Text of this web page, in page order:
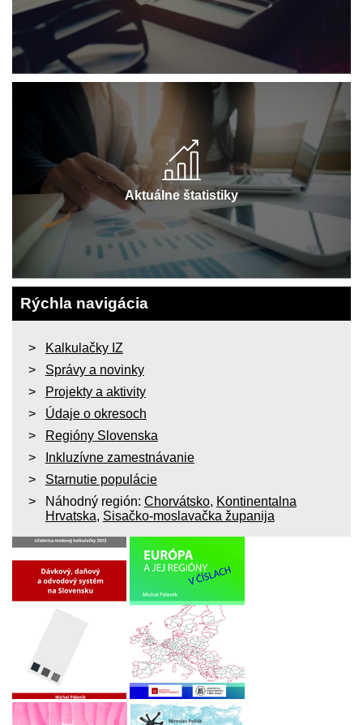
Aktuálne štatistiky
Rýchla navigácia
Kalkulačky IZ
Správy a novinky
Projekty a aktivity
Údaje o okresoch
Regióny Slovenska
Inkluzívne zamestnávanie
Starnutie populácie
Náhodný región: Chorvátsko, Kontinentalna
Hrvatska, Sisačko-moslavačka županija